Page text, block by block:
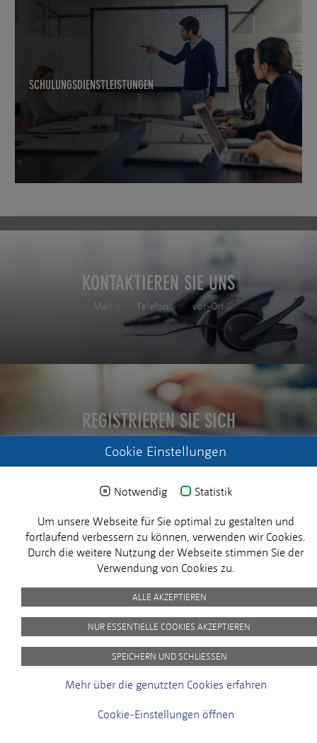
X
Bei MICROSENS hat die Zufriedenheit
unserer Kunden für uns oberste Priorität.
Sie werden uns helfen, noch besser zu
SCHULUNGSDIENSTLEISTUNGEN
KONTAKTIEREN SIE UNS
Mail Telefon vor-Ort
REGISTRIEREN SIE SICH
Login anfordern
© 2025 MICROSENS. Alle Rechte vorbehalten.
Cookie Einstellungen
Notwendig Statistik
Um unsere Webseite für Sie optimal zu gestalten und
fortlaufend verbessern zu können, verwenden wir Cookies.
Durch die weitere Nutzung der Webseite stimmen Sie der
Verwendung von Cookies zu.
ALLE AKZEPTIEREN
NUR ESSENTIELLE COOKIES AKZEPTIEREN
SPEICHERN UND SCHLIESSEN
Mehr über die genutzten Cookies erfahren
Cookie-Einstellungen öffnen